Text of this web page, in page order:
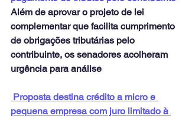
Além de aprovar o projeto de lei
complementar que facilita cumprimento
de obrigações tributárias pelo
contribuinte, os senadores acolheram
urgência para análise
Proposta destina crédito a micro e
pequena empresa com juro limitado à